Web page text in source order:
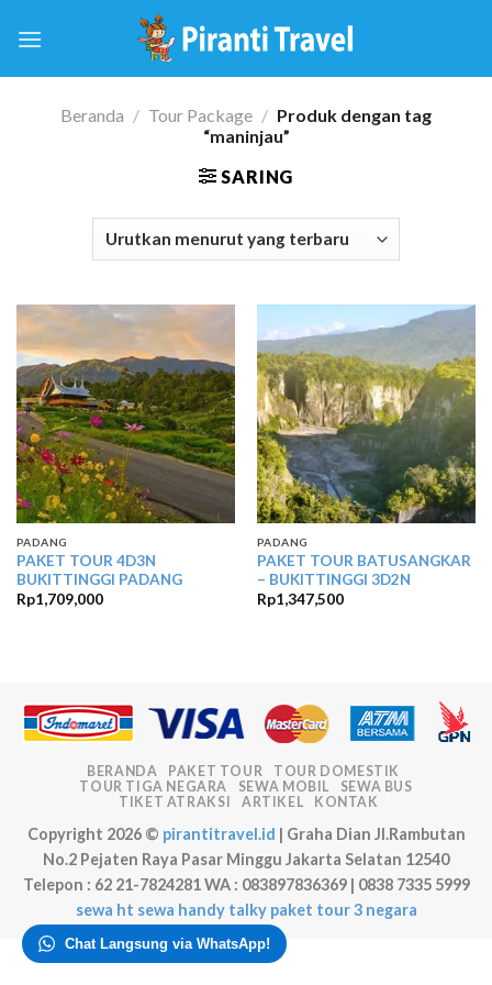
Beranda / Tour Package / Produk dengan tag
“maninjau”
SARING
PADANG
PAKET TOUR 4D3N
BUKITTINGGI PADANG
Rp1,709,000
PADANG
PAKET TOUR BATUSANGKAR
– BUKITTINGGI 3D2N
Rp1,347,500
BERANDA PAKET TOUR
TOUR DOMESTIK
TOUR TIGA NEGARA
SEWA MOBIL
SEWA BUS
TIKET ATRAKSI
ARTIKEL KONTAK
Copyright 2026 © pirantitravel.id | Graha Dian Jl.Rambutan
No.2 Pejaten Raya Pasar Minggu Jakarta Selatan 12540
Telepon : 62 21-7824281 WA : 083897836369 | 0838 7335 5999
sewa ht sewa handy talky paket tour 3 negara
Chat Langsung via WhatsApp!